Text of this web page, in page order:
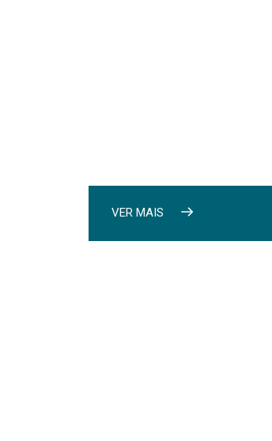
VER MAIS